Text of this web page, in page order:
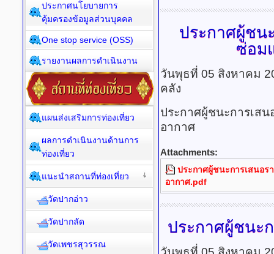
ประกาศผู้ชน
ซ่อม
วันพุธที่ 05 สิงหาคม
คลัง
ประกาศผู้ชนะการเส
อากาศ
Attachments:
ประกาศผู้ชนะการเสนอร
อากาศ.pdf
ประกาศผู้ชนะ
ประกาศนโยบายการ
คุ้มครองข้อมูลส่วนบุคคล
One stop service (OSS)
รายงานผลการดำเนินงาน
แผนส่งเสริมการท่องเที่ยว
ผลการดำเนินงานด้านการ
ท่องเที่ยว
แนะนำสถานที่ท่องเที่ยว
วัดปากอ่าว
วัดปากลัด
วัดเพชรสุวรรณ